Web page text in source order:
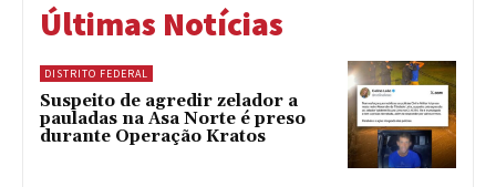
Últimas Notícias
DISTRITO FEDERAL
Suspeito de agredir zelador a
pauladas na Asa Norte é preso
durante Operação Kratos